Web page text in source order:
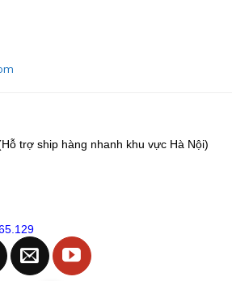
trợ ship hàng nhanh khu vực Hà Nội)